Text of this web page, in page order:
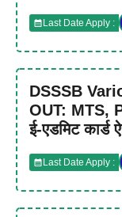
Last Date Apply :
DSSSB
OUT: MTS,
ई-एडमिट कार्ड
Last Date Apply :